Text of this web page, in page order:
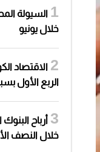
خلال يونيو
الربع الأول
خلال النصف